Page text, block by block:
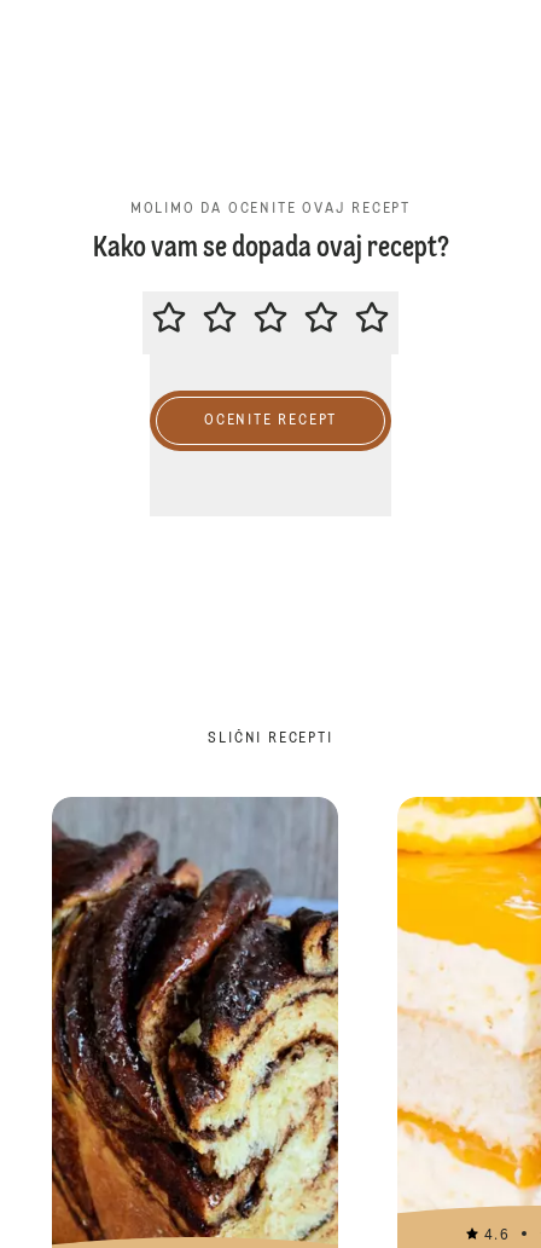
MOLIMO DA OCENITE OVAJ RECEPT
Kako vam se dopada ovaj recept?
MOLIMO DA OCENITE OVAJ
OCENITE RECEPT
SLIČNI RECEPTI
4.6